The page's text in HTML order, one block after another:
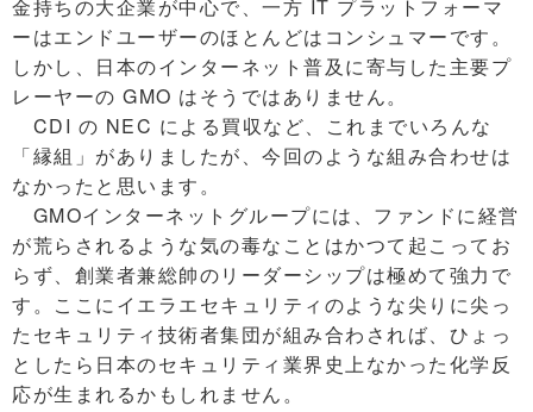
金持ちの大企業が中心で、一方 IT プラットフォーマ
ーはエンドユーザーのほとんどはコンシュマーです。
しかし、日本のインターネット普及に寄与した主要プ
レーヤーの GMO はそうではありません。
CDI の NEC による買収など、これまでいろんな
「縁組」がありましたが、今回のような組み合わせは
なかったと思います。
GMOインターネットグループには、ファンドに経営
が荒らされるような気の毒なことはかつて起こってお
らず、創業者兼総帥のリーダーシップは極めて強力で
す。ここにイエラエセキュリティのような尖りに尖っ
たセキュリティ技術者集団が組み合わされば、ひょっ
としたら日本のセキュリティ業界史上なかった化学反
応が生まれるかもしれません。